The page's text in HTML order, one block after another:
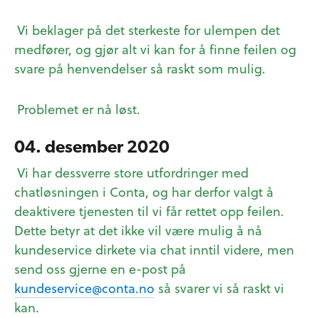
Vi beklager på det sterkeste for ulempen det
medfører, og gjør alt vi kan for å finne feilen og
svare på henvendelser så raskt som mulig.
Problemet er nå løst.
04. desember 2020
Vi har dessverre store utfordringer med
chatløsningen i Conta, og har derfor valgt å
deaktivere tjenesten til vi får rettet opp feilen.
Dette betyr at det ikke vil være mulig å nå
kundeservice dirkete via chat inntil videre, men
send oss gjerne en e-post på
kundeservice@conta.no så svarer vi så raskt vi
kan.